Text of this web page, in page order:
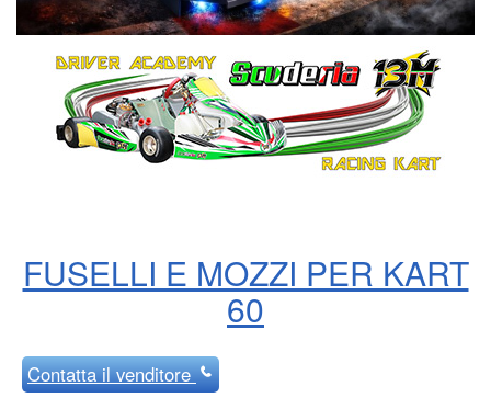
FUSELLI E MOZZI PER KART
60
Contattail venditore